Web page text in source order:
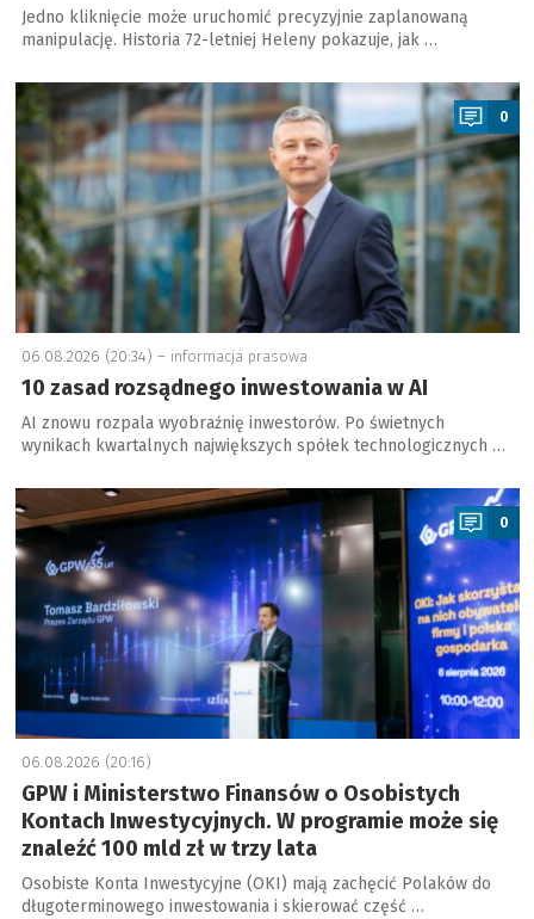
Jedno kliknięcie może uruchomić precyzyjnie zaplanowaną
manipulację. Historia 72-letniej Heleny pokazuje, jak …
a
0
06.08.2026 (20:34) – informacja prasowa
10 zasad rozsądnego inwestowania w AI
AI znowu rozpala wyobraźnię inwestorów. Po świetnych
wynikach kwartalnych największych spółek technologicznych …
a
0
06.08.2026 (20:16)
GPW i Ministerstwo Finansów o Osobistych
Kontach Inwestycyjnych. W programie może się
znaleźć 100 mld zł w trzy lata
Osobiste Konta Inwestycyjne (OKI) mają zachęcić Polaków do
długoterminowego inwestowania i skierować część …